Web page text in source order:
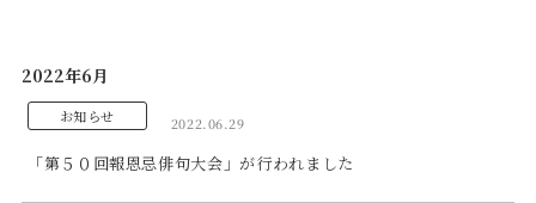
2022年6月
お知らせ 2022.06.29
「第５０回報恩忌俳句大会」が行われました